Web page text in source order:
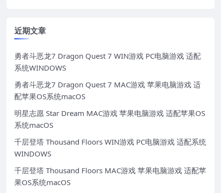
近期文章
勇者斗恶龙7 Dragon Quest 7 WIN游戏 PC电脑游戏 适配
系统WINDOWS
勇者斗恶龙7 Dragon Quest 7 MAC游戏 苹果电脑游戏 适
配苹果OS系统macOS
明星志愿 Star Dream MAC游戏 苹果电脑游戏 适配苹果OS
系统macOS
千层登塔 Thousand Floors WIN游戏 PC电脑游戏 适配系统
WINDOWS
千层登塔 Thousand Floors MAC游戏 苹果电脑游戏 适配苹
果OS系统macOS